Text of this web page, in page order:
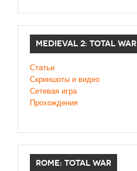
MEDIEVAL 2: TOTAL WAR
Статьи
Скриншоты и видео
Сетевая игра
Прохождения
ROME: TOTAL WAR